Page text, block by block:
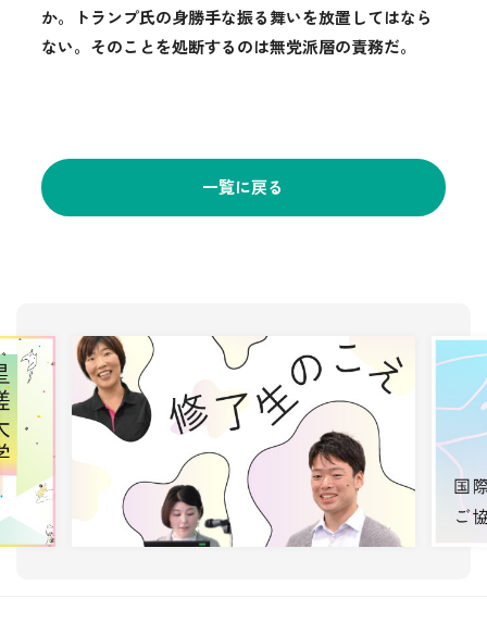
か。トランプ氏の身勝手な振る舞いを放置してはなら
ない。そのことを処断するのは無党派層の責務だ。
一覧に戻る